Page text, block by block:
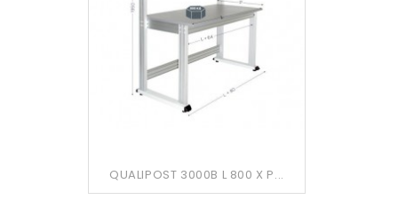
QUALIPOST 3000B L 800 X P...